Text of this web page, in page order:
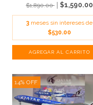
$1,890.00
$1,590.00
3 meses sin intereses de
$530.00
14% OFF